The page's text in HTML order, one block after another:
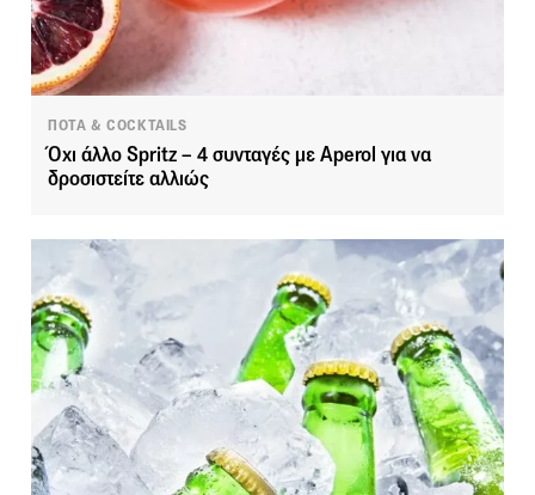
ΠΟΤΑ & COCKTAILS
Όχι άλλο Spritz – 4 συνταγές με Aperol για να
δροσιστείτε αλλιώς